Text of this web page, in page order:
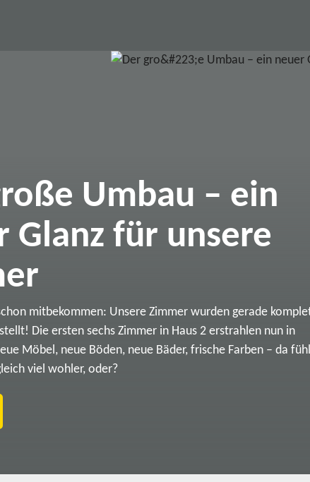
Umbau – ein
Glanz für unsere
mitbekommen: Unsere Zimmer wurden gerade
Die ersten sechs Zimmer in Haus 2 erstrahlen nun in
Möbel, neue Böden, neue Bäder, frische Farben – da
viel wohler, oder?